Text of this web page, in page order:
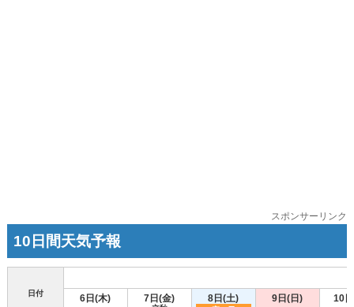
スポンサーリンク
10日間天気予報
日付 6日(木) 7日(金) 8日(土) 9日(日) 10